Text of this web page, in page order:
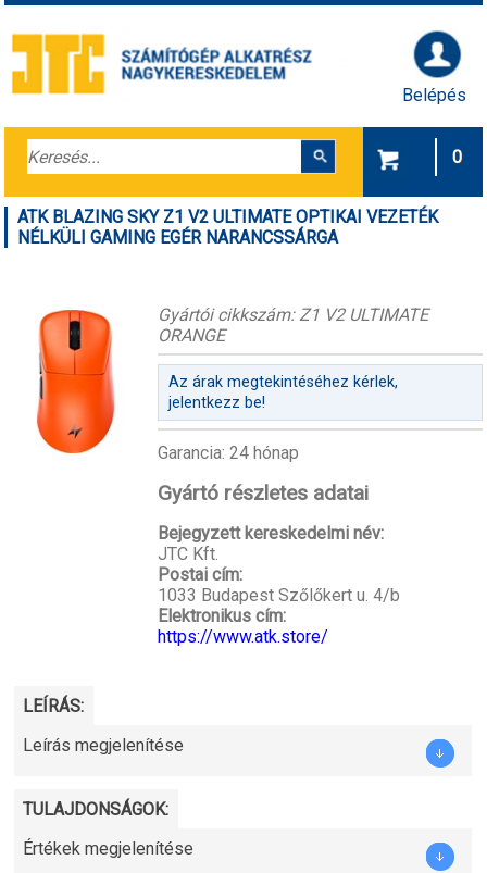
Belépés
0
ATK BLAZING SKY Z1 V2 ULTIMATE OPTIKAI VEZETÉK
NÉLKÜLI GAMING EGÉR NARANCSSÁRGA
Gyártói cikkszám: Z1 V2 ULTIMATE
ORANGE
Az árak megtekintéséhez kérlek,
jelentkezz be!
Garancia: 24 hónap
Gyártó részletes adatai
Bejegyzett kereskedelmi név:
JTC Kft.
Postai cím:
1033 Budapest Szőlőkert u. 4/b
Elektronikus cím:
https://www.atk.store/
LEÍRÁS:
Leírás megjelenítése
TULAJDONSÁGOK:
Értékek megjelenítése